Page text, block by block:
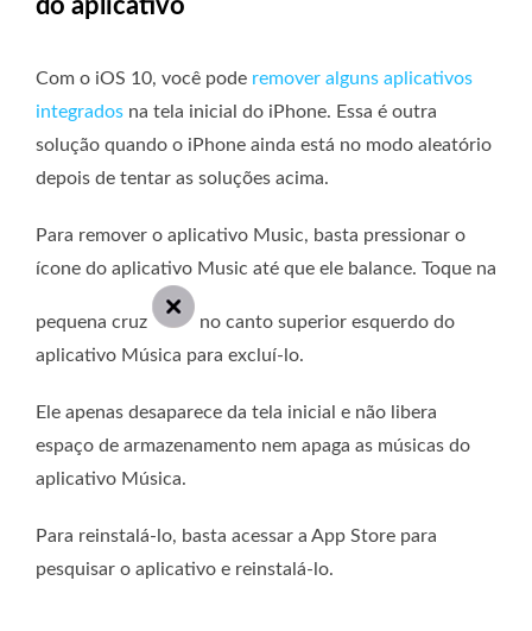
do aplicativo
Com o iOS 10, você pode remover alguns aplicativos
integrados na tela inicial do iPhone. Essa é outra
solução quando o iPhone ainda está no modo aleatório
depois de tentar as soluções acima.
Para remover o aplicativo Music, basta pressionar o
ícone do aplicativo Music até que ele balance. Toque na
pequena cruz
no canto superior esquerdo do
aplicativo Música para excluí-lo.
Ele apenas desaparece da tela inicial e não libera
espaço de armazenamento nem apaga as músicas do
aplicativo Música.
Para reinstalá-lo, basta acessar a App Store para
pesquisar o aplicativo e reinstalá-lo.